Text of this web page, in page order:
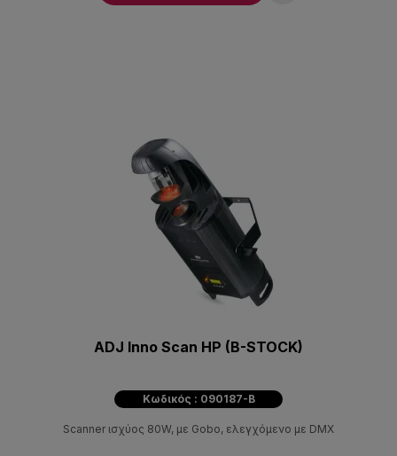
ADJ Inno Scan HP (B-STOCK)
Κωδικός : 090187-B
Scanner ισχύος 80W, με Gobo, ελεγχόμενο με DMX